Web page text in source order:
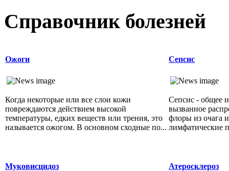
Справочник болезней
Ожоги
Когда некоторые или все слои кожи
повреждаются действием высокой
температуры, едких веществ или трения, это
называется ожогом. В основном сходные по...
Сепсис
Сепсис - общее
вызванное
флоры из очага
лимфатические
Муковисцидоз Атеросклероз